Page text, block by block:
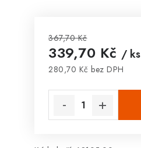
367,70 Kč
339,70 Kč / ks
280,70 Kč bez DPH